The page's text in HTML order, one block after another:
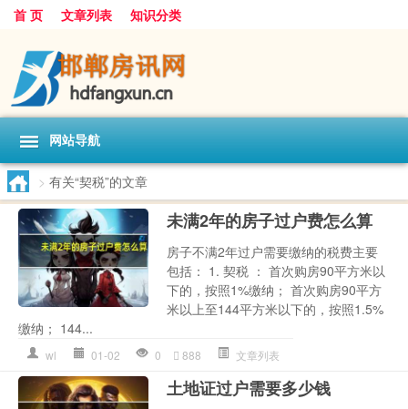
首 页 文章列表 知识分类
网站导航
> 有关“契税”的文章
未满2年的房子过户费怎么算
房子不满2年过户需要缴纳的税费主要
包括： 1. 契税 ： 首次购房90平方米以
下的，按照1%缴纳； 首次购房90平方
米以上至144平方米以下的，按照1.5%
缴纳； 144...
wl 01-02 0 888 文章列表
土地证过户需要多少钱